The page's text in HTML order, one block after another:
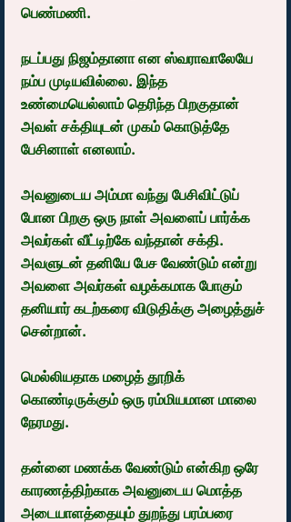
பெண்மணி.
நடப்பது நிஜம்தானா என ஸ்வராவாலேயே
நம்ப முடியவில்லை. இந்த
உண்மையெல்லாம் தெரிந்த பிறகுதான்
அவள் சக்தியுடன் முகம் கொடுத்தே
பேசினாள் எனலாம்.
அவனுடைய அம்மா வந்து பேசிவிட்டுப்
போன பிறகு ஒரு நாள் அவளைப் பார்க்க
அவர்கள் வீட்டிற்கே வந்தான் சக்தி.
அவளுடன் தனியே பேச வேண்டும் என்று
அவளை அவர்கள் வழக்கமாக போகும்
தனியார் கடற்கரை விடுதிக்கு அழைத்துச்
சென்றான்.
மெல்லியதாக மழைத் தூறிக்
கொண்டிருக்கும் ஒரு ரம்மியமான மாலை
நேரமது.
தன்னை மணக்க வேண்டும் என்கிற ஒரே
காரணத்திற்காக அவனுடைய மொத்த
அடையாளத்தையும் துறந்து பரம்பரை